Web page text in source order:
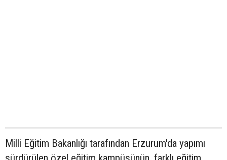
Milli Eğitim Bakanlığı tarafından Erzurum'da yapımı